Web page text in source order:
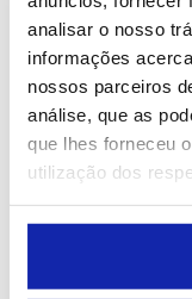
analisar o nosso
informações
nossos parceiros
análise, que as
que lhes forneceu
utilização dos